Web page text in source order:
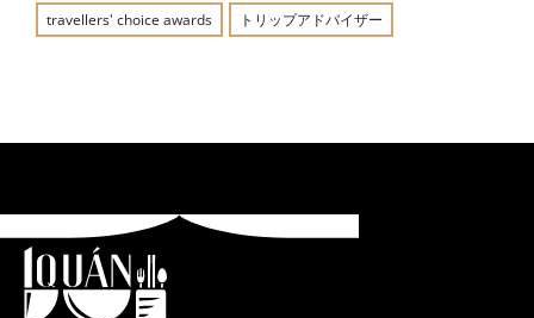
travellers' choice awards トリップアドバイザー